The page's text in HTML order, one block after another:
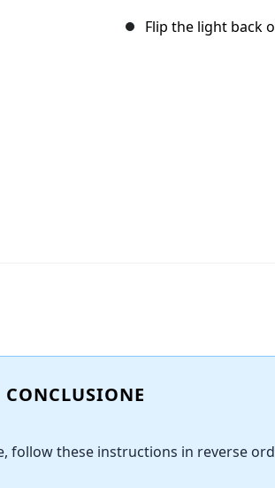
Flip the light back
CONCLUSIONE
follow these instructions in reverse